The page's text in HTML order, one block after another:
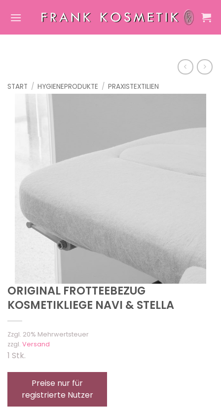
Inhalt
START / HYGIENEPRODUKTE / PRAXISTEXTILIEN
ORIGINAL FROTTEEBEZUG
KOSMETIKLIEGE NAVI & STELLA
Zzgl. 20% Mehrwertsteuer
zzgl. Versand
1 Stk.
Preise nur für
registrierte Nutzer